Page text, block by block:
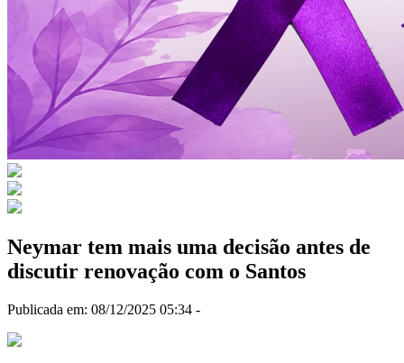
Neymar tem mais uma decisão antes de
discutir renovação com o Santos
Publicada em: 08/12/2025 05:34 -